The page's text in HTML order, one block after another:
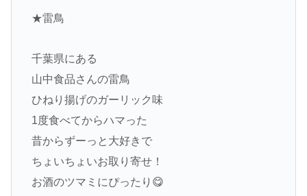
★雷鳥
千葉県にある
山中食品さんの雷鳥
ひねり揚げのガーリック味
1度食べてからハマった
昔からずーっと大好きで
ちょいちょいお取り寄せ！
お酒のツマミにぴったり😋